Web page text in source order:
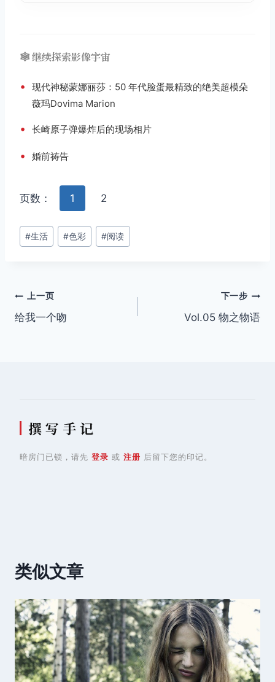
🕸️ 继续探索影像宇宙
•
现代神秘蒙娜丽莎：50 年代脸蛋最精致的绝美超模朵
薇玛Dovima Marion
• 长崎原子弹爆炸后的现场相片
• 婚前祷告
页数： 1 2
文
章
#生活 #色彩 #阅读
文
章
上一页
给我一个吻
下一步
Vol.05 物之物语
撰 写 手 记
暗房门已锁，请先 登录 或 注册 后留下您的印记。
类似文章